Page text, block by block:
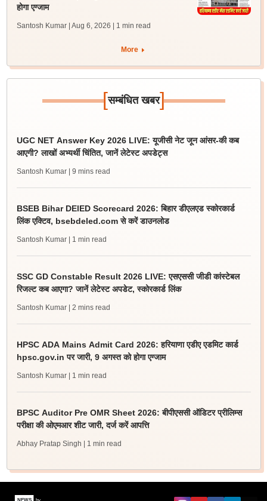
होगा एग्जाम
Santosh Kumar | Aug 6, 2026 | 1 min read
More
[सम्बंधित खबर]
UGC NET Answer Key 2026 LIVE: यूजीसी नेट जून आंसर-की कब
आएगी? लाखों अभ्यर्थी चिंतित, जानें लेटेस्ट अपडेट्स
Santosh Kumar | 9 mins read
BSEB Bihar DElED Scorecard 2026: बिहार डीएलएड स्कोरकार्ड
लिंक एक्टिव, bsebdeled.com से करें डाउनलोड
Santosh Kumar | 1 min read
SSC GD Constable Result 2026 LIVE: एसएससी जीडी कांस्टेबल
रिजल्ट कब आएगा? जानें लेटेस्ट अपडेट, स्कोरकार्ड लिंक
Santosh Kumar | 2 mins read
HPSC ADA Mains Admit Card 2026: हरियाणा एडीए एडमिट कार्ड
hpsc.gov.in पर जारी, 9 अगस्त को होगा एग्जाम
Santosh Kumar | 1 min read
BPSC Auditor Pre OMR Sheet 2026: बीपीएससी ऑडिटर प्रीलिम्स
परीक्षा की ओएमआर शीट जारी, दर्ज करें आपत्ति
Abhay Pratap Singh | 1 min read